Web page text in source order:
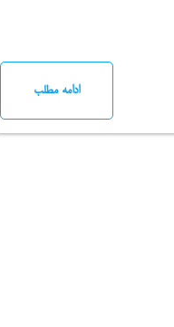
ادامه مطلب